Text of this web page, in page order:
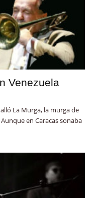
Venezuela
La Murga, la murga de
en Caracas sonaba